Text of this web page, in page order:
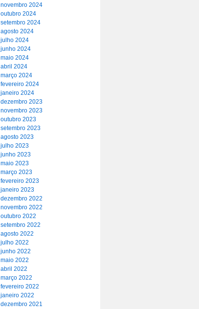
novembro 2024
outubro 2024
setembro 2024
agosto 2024
julho 2024
junho 2024
maio 2024
abril 2024
março 2024
fevereiro 2024
janeiro 2024
dezembro 2023
novembro 2023
outubro 2023
setembro 2023
agosto 2023
julho 2023
junho 2023
maio 2023
março 2023
fevereiro 2023
janeiro 2023
dezembro 2022
novembro 2022
outubro 2022
setembro 2022
agosto 2022
julho 2022
junho 2022
maio 2022
abril 2022
março 2022
fevereiro 2022
janeiro 2022
dezembro 2021